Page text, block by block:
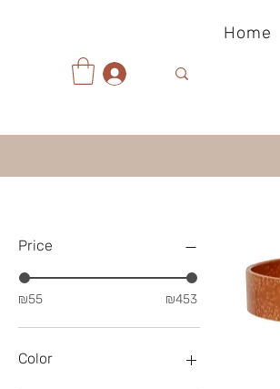
Home
Price
₪55 ₪453
Color